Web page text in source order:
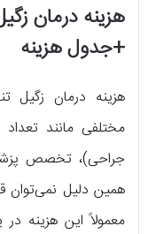
+جدول هزینه
مختلفی مانند تعداد
جراحی)، تخصص
همین دلیل نمی‌توان
معمولاً این هزینه